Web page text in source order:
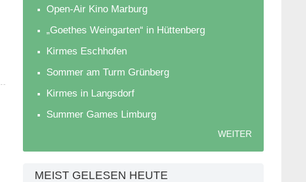
Open-Air Kino Marburg
„Goethes Weingarten“ in Hüttenberg
Kirmes Eschhofen
Sommer am Turm Grünberg
Kirmes in Langsdorf
Summer Games Limburg
WEITER
MEIST GELESEN HEUTE